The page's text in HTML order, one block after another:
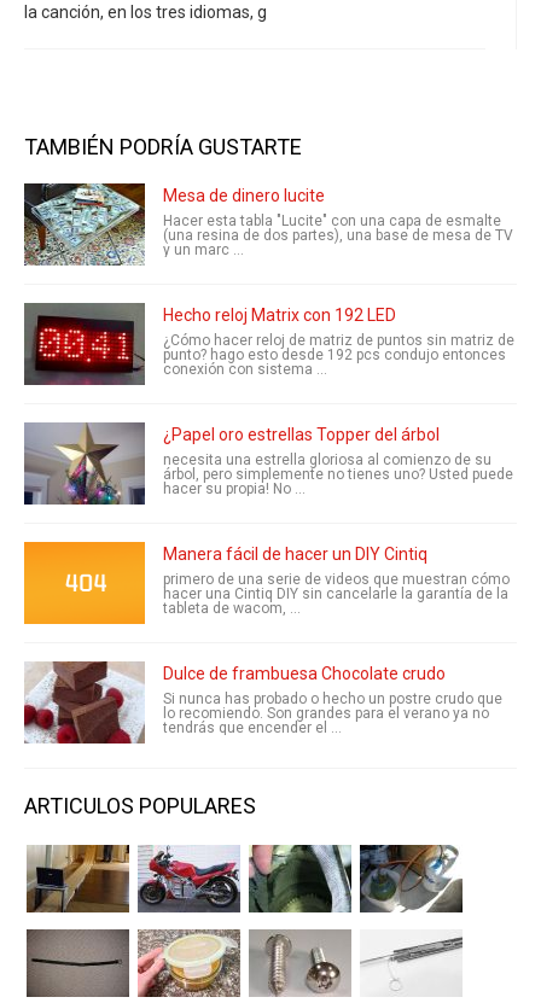
la canción, en los tres idiomas, g
TAMBIÉN PODRÍA GUSTARTE
Mesa de dinero lucite
Hacer esta tabla "Lucite" con una capa de esmalte
(una resina de dos partes), una base de mesa de TV
y un marc ...
Hecho reloj Matrix con 192 LED
¿Cómo hacer reloj de matriz de puntos sin matriz de
punto? hago esto desde 192 pcs condujo entonces
conexión con sistema ...
¿Papel oro estrellas Topper del árbol
necesita una estrella gloriosa al comienzo de su
árbol, pero simplemente no tienes uno? Usted puede
hacer su propia! No ...
Manera fácil de hacer un DIY Cintiq
primero de una serie de videos que muestran cómo
hacer una Cintiq DIY sin cancelarle la garantía de la
tableta de wacom, ...
Dulce de frambuesa Chocolate crudo
Si nunca has probado o hecho un postre crudo que
lo recomiendo. Son grandes para el verano ya no
tendrás que encender el ...
ARTICULOS POPULARES